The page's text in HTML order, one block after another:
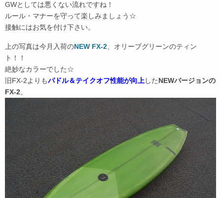
GWとしては悪くない流れですね！
ルール・マナーを守って楽しみましょう☆
接触にはお気を付け下さい。
上の写真は今月入荷のNEW FX-2、オリーブグリーンのティン
ト！！
絶妙なカラーでした☆
旧FX-2よりもパドル＆テイクオフ性能が向上したNEWバージョンの
FX-2。